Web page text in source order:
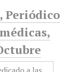
Periódico